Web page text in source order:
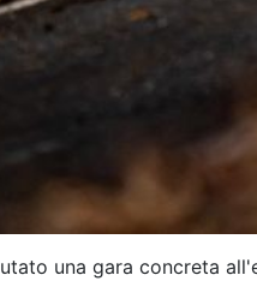
una gara concreta